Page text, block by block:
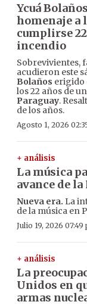
Ycuá
homenaje a
cumplirse
incendio
Sobrevivientes,
acudieron este
Bolaños erigido
los 22 años de
Paraguay.
de los años.
Agosto 1, 2026
+ análisis
La música
avance de la
Nueva era. La
de la música en
Julio 19, 2026 07:49
+ análisis
La
Unidos en
armas